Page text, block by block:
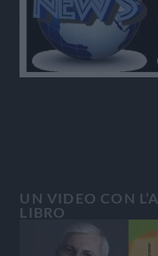
UN VIDEO CON
LIBRO